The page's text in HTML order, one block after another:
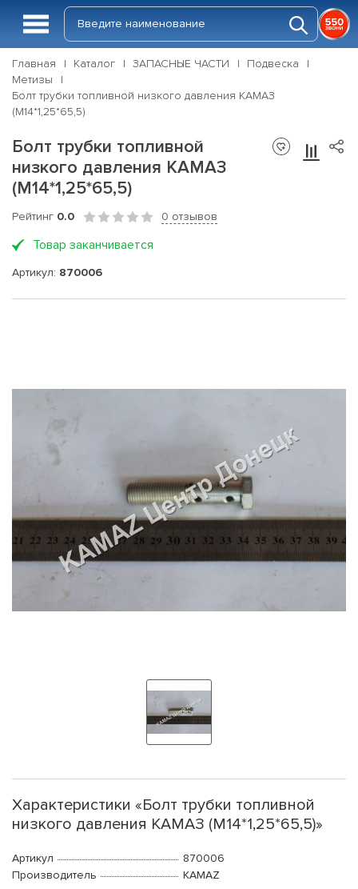
Главная Каталог ЗАПАСНЫЕ ЧАСТИ
Подвеска
Метизы
Болт трубки топливной низкого давления КАМАЗ
(М14*1,25*65,5)
Болт трубки топливной
низкого давления КАМАЗ
(М14*1,25*65,5)
Рейтинг 0.0 0 отзывов
Товар заканчивается
Артикул: 870006
Характеристики «Болт трубки топливной
низкого давления КАМАЗ (М14*1,25*65,5)»
Артикул
870006
Производитель
KAMAZ